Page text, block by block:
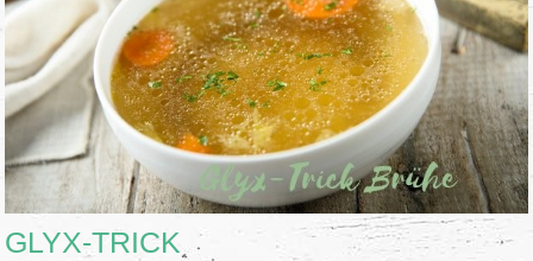
GLYX-TRICK